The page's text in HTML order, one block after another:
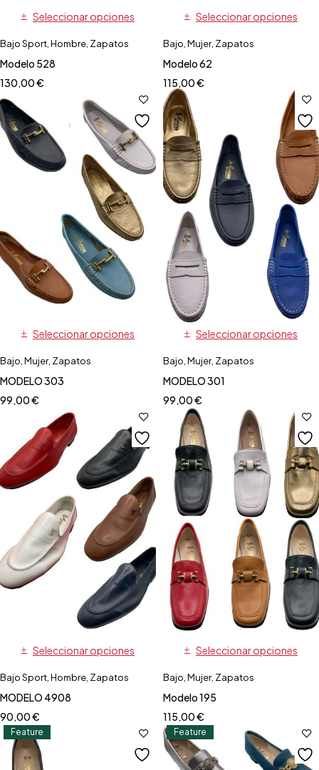
Seleccionar opciones
Bajo Sport Hombre Zapatos
Modelo 528
130,00€
Seleccionar opciones
Bajo Mujer, Zapatos
Modelo 62
115,00€
Seleccionar opciones
Bajo Mujer, Zapatos
MODELO 303
99,00€
Seleccionar opciones
Bajo Mujer, Zapatos
MODELO 301
99,00€
Seleccionar opciones
Bajo Sport Hombre Zapatos
MODELO 4908
90,00€
Seleccionar opciones
Bajo Mujer, Zapatos
Modelo 195
115,00€
Feature Feature